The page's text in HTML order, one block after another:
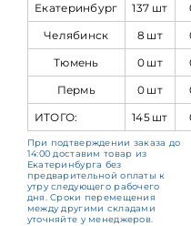
Екатеринбург
137 шт
Челябинск
8 шт
Тюмень
0 шт
Пермь
0 шт
ИТОГО:
145 шт
При подтверждении заказа до
14:00 доставим товар из
Екатеринбурга без
предварительной оплаты к
утру следующего рабочего
дня. Сроки перемещения
между другими складами
уточняйте у менеджеров.